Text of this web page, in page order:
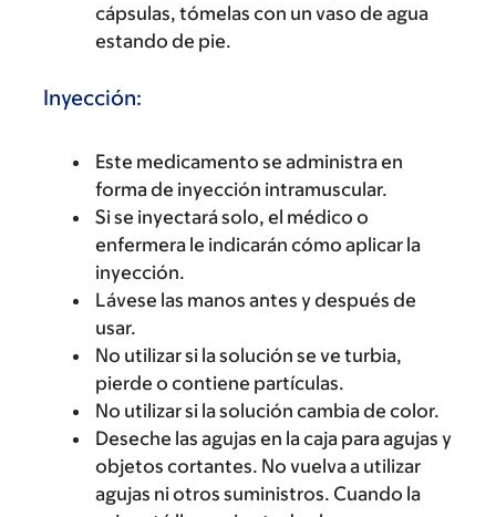
cápsulas, tómelas con un vaso de agua
estando de pie.
Inyección:
Este medicamento se administra en
forma de inyección intramuscular.
Si se inyectará solo, el médico o
enfermera le indicarán cómo aplicar la
inyección.
Lávese las manos antes y después de
usar.
No utilizar si la solución se ve turbia,
pierde o contiene partículas.
No utilizar si la solución cambia de color.
Deseche las agujas en la caja para agujas y
objetos cortantes. No vuelva a utilizar
agujas ni otros suministros. Cuando la